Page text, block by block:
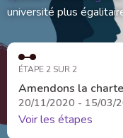
université plus
ÉTAPE 2 SUR 2
Amendons la charte
20/11/2020 - 15/03/
Voir les étapes